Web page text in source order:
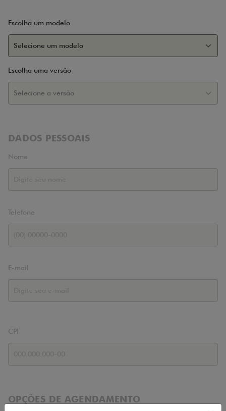
Escolha um modelo
Escolha uma versão
DADOS PESSOAIS
Nome
Telefone
E-mail
CPF
OPÇÕES DE AGENDAMENTO